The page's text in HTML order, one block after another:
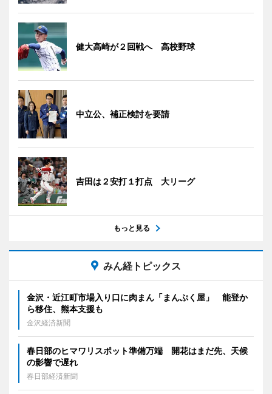
健大高崎が２回戦へ 高校野球
中立公、補正検討を要請
吉田は２安打１打点 大リーグ
もっと見る
みん経トピックス
金沢・近江町市場入り口に肉まん「まんぷく屋」 能登か
ら移住、熊本支援も
金沢経済新聞
春日部のヒマワリスポット準備万端 開花はまだ先、天候
の影響で遅れ
春日部経済新聞